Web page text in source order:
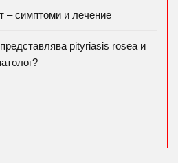
– симптоми и лечение
pityriasis rosea и